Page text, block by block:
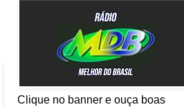
Clique no banner e ouça boas